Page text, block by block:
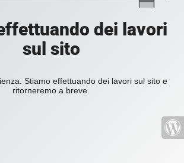
dei lavori
sul sito
Stiamo effettuando dei lavori sul sito e
ritorneremo a breve.